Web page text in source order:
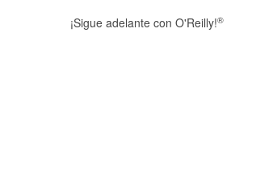
¡Sigue adelante con O'Reilly!®